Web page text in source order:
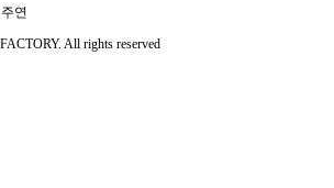
연
. All rights reserved